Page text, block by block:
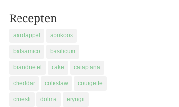
Recepten
aardappel abrikoos
balsamico basilicum
brandnetel cake cataplana
cheddar coleslaw courgette
cruesli dolma eryngii